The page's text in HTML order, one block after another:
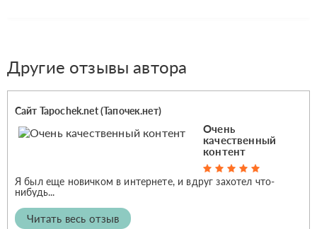
Другие отзывы автора
Сайт Tapochek.net (Тапочек.нет)
Очень
качественный
контент
Я был еще новичком в интернете, и вдруг захотел что-
нибудь...
Читать весь отзыв